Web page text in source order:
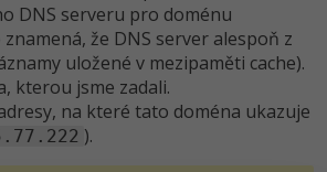
DNS serveru pro doménu
znamená, že DNS server alespoň z
uložené v mezipaměti cache).
kterou jsme zadali.
na které tato doména ukazuje
).